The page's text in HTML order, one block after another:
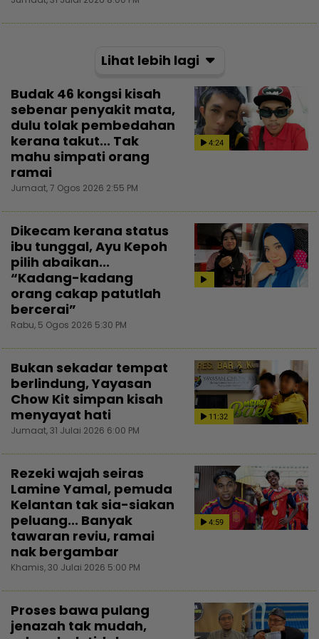
Lihat lebih lagi
4:24
Budak 46 kongsi kisah
sebenar penyakit mata,
dulu tolak pembedahan
kerana takut... Tak
mahu simpati orang
ramai
Jumaat, 7 Ogos 2026 2:55 PM
Dikecam kerana status
ibu tunggal, Ayu Kepoh
pilih abaikan...
“Kadang-kadang
orang cakap patutlah
bercerai”
Rabu, 5 Ogos 2026 5:30 PM
11:32
Bukan sekadar tempat
berlindung, Yayasan
Chow Kit simpan kisah
menyayat hati
Jumaat, 31 Julai 2026 6:00 PM
4:59
Rezeki wajah seiras
Lamine Yamal, pemuda
Kelantan tak sia-siakan
peluang... Banyak
tawaran reviu, ramai
nak bergambar
Khamis, 30 Julai 2026 5:00 PM
Proses bawa pulang
jenazah tak mudah,